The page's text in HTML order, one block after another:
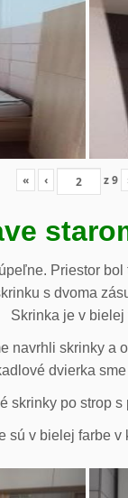
« ‹ z9
Priestor
s dvoma
Skrinka je v bielej
navrhli skrinky a
dvierka
skrinky po strop
sú v bielej farbe